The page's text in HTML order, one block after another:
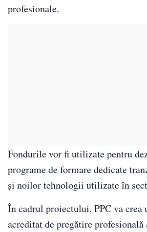
profesionale.
Fondurile vor fi utilizate pentru
programe de formare dedicate
și noilor tehnologii utilizate în
În cadrul proiectului, PPC va crea
acreditat de pregătire profesională